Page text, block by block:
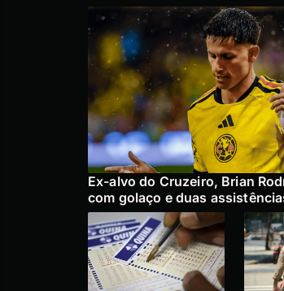
Ex-alvo do Cruzeiro, Brian
com golaço e duas